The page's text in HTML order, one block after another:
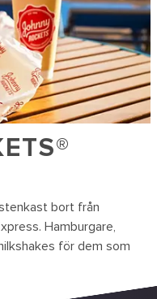
bort från
Hamburgare,
för dem som